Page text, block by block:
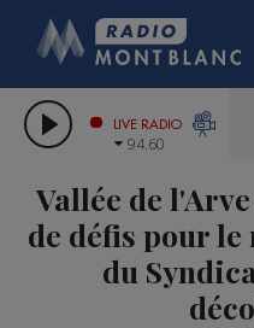
LES
GRAND
LIVE RADIO
94.60
Vallée de
de défis pour
du